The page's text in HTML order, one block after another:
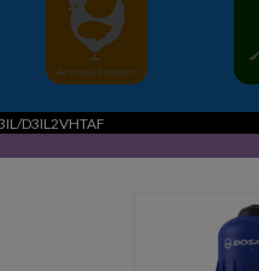
D3IL2VHTAF